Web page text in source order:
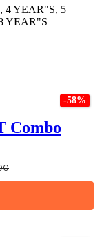
4 YEAR"S, 5
YEAR"S
-58%
Combo